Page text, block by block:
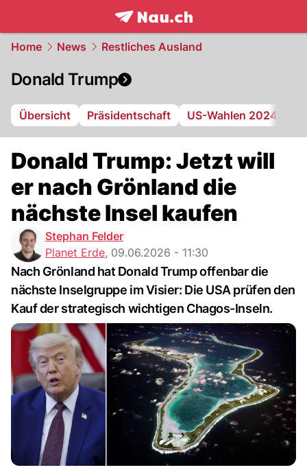
frontpage.NAU.ch
Home News Restliches Ausland
Donald Trump
Übersicht Präsidentschaft US-Wahlen 2024
Donald Trump: Jetzt will
er nach Grönland die
nächste Insel kaufen
Stephan Felder
Planet Erde, 09.06.2026 - 11:30
Nach Grönland hat Donald Trump offenbar die
nächste Inselgruppe im Visier: Die USA prüfen den
Kauf der strategisch wichtigen Chagos-Inseln.